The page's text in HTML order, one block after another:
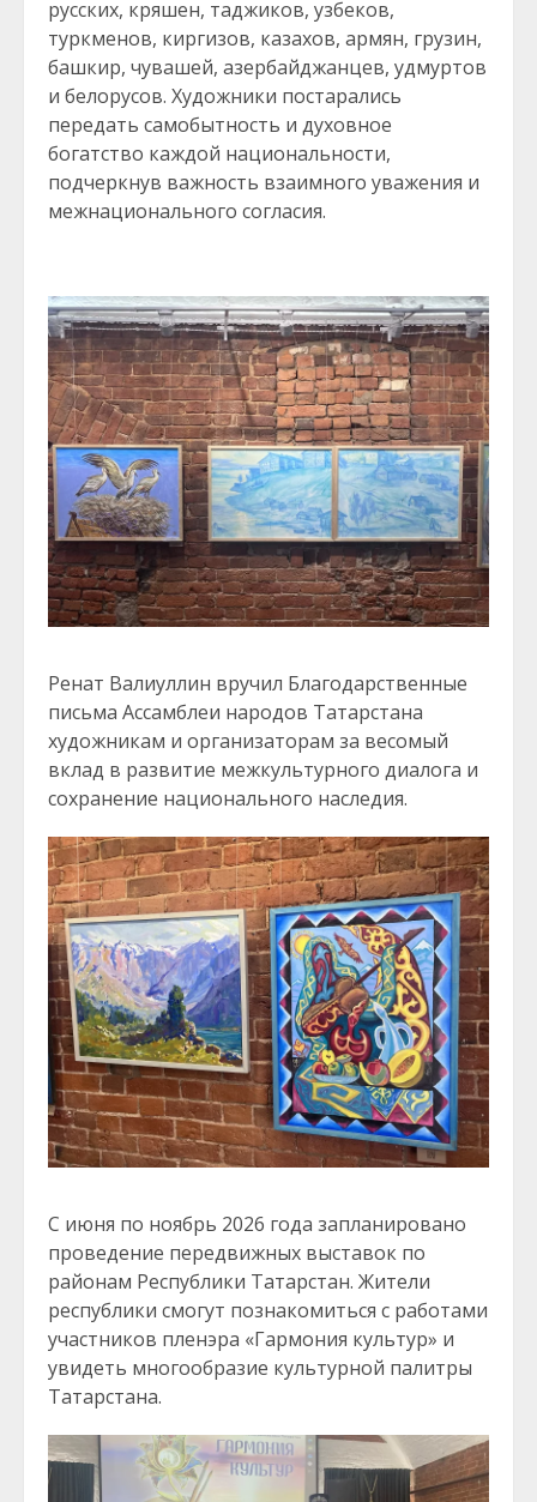
русских, кряшен, таджиков, узбеков,
туркменов, киргизов, казахов, армян, грузин,
башкир, чувашей, азербайджанцев, удмуртов
и белорусов. Художники постарались
передать самобытность и духовное
богатство каждой национальности,
подчеркнув важность взаимного уважения и
межнационального согласия.
Ренат Валиуллин вручил Благодарственные
письма Ассамблеи народов Татарстана
художникам и организаторам за весомый
вклад в развитие межкультурного диалога и
сохранение национального наследия.
С июня по ноябрь 2026 года запланировано
проведение передвижных выставок по
районам Республики Татарстан. Жители
республики смогут познакомиться с работами
участников пленэра «Гармония культур» и
увидеть многообразие культурной палитры
Татарстана.